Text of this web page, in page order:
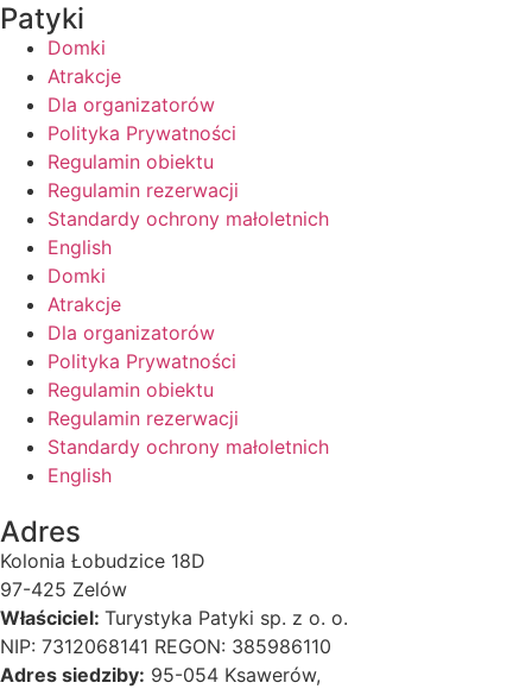
Patyki
Domki
Atrakcje
Dla organizatorów
Polityka Prywatności
Regulamin obiektu
Regulamin rezerwacji
Standardy ochrony małoletnich
English
Domki
Atrakcje
Dla organizatorów
Polityka Prywatności
Regulamin obiektu
Regulamin rezerwacji
Standardy ochrony małoletnich
English
Adres
Kolonia Łobudzice 18D
97-425 Zelów
Właściciel: Turystyka Patyki sp. z o. o.
NIP: 7312068141 REGON: 385986110
Adres siedziby: 95-054 Ksawerów,